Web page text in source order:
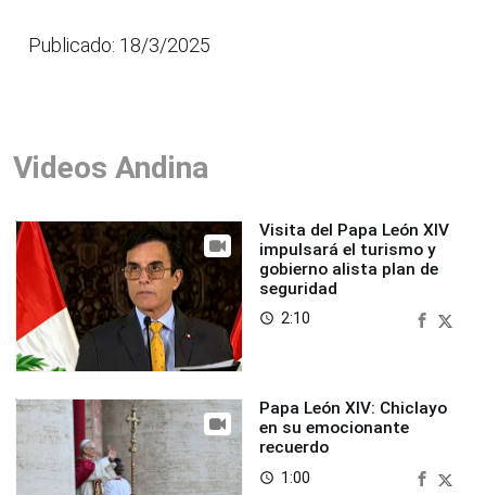
Publicado: 18/3/2025
Videos Andina
Visita del Papa León XIV
impulsará el turismo y
gobierno alista plan de
seguridad
access_time 2:10
Papa León XIV: Chiclayo
en su emocionante
recuerdo
access_time 1:00